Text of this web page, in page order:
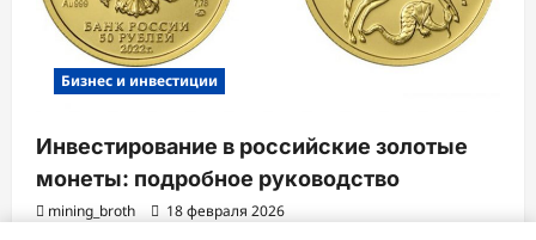
Бизнес и инвестиции
Инвестирование в российские золотые
монеты: подробное руководство
mining_broth 18 февраля 2026